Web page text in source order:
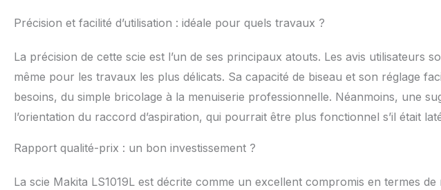
Précision et facilité d’utilisation : idéale pour quels travaux ?
La précision de cette scie est l’un de ses principaux atouts. Les avis utilisateurs
même pour les travaux les plus délicats. Sa capacité de biseau et son réglage
besoins, du simple bricolage à la menuiserie professionnelle. Néanmoins, une
l’orientation du raccord d’aspiration, qui pourrait être plus fonctionnel s’il était
Rapport qualité-prix : un bon investissement ?
La scie Makita LS1019L est décrite comme un excellent compromis en termes